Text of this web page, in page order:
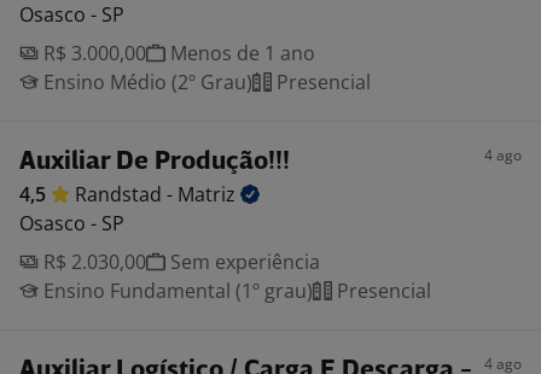
Osasco - SP
R$ 3.000,00
Menos de 1 ano
Ensino Médio (2º Grau)
Presencial
Auxiliar De Produção!!! 4 ago
4,5 Randstad - Matriz
Osasco - SP
R$ 2.030,00
Sem experiência
Ensino Fundamental (1º grau)
Presencial
4 ago